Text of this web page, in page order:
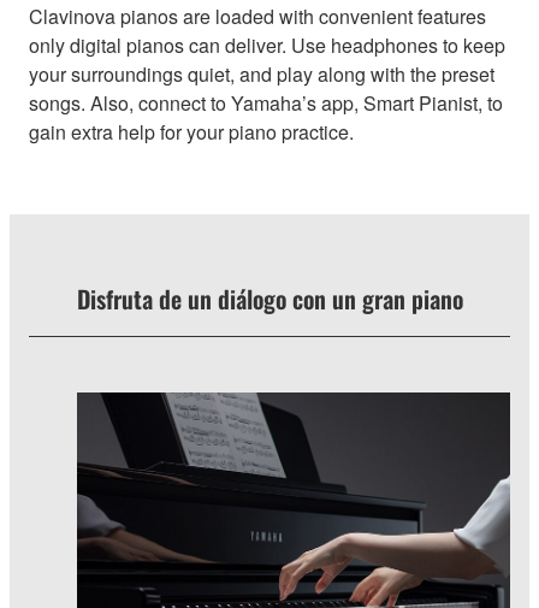
Clavinova pianos are loaded with convenient features
only digital pianos can deliver. Use headphones to keep
your surroundings quiet, and play along with the preset
songs. Also, connect to Yamaha’s app, Smart Pianist, to
gain extra help for your piano practice.
Disfruta de un diálogo con un gran piano